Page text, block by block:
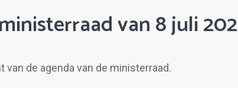
van 8 juli
de agenda van de ministerraad.